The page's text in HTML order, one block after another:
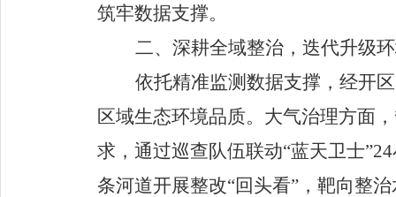
筑牢数据支撑。
二、深耕全域整治，迭代升级
依托精准监测数据支撑，经开
区域生态环境品质。大气治理方面
求 ，通过巡查队伍联动“蓝天卫士”24
条河道开展整改“回头看” ，靶向整